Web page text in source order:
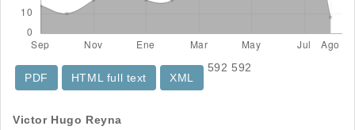
592
PDF
592
HTML full text
XML
Contenido
Victor Hugo Reyna